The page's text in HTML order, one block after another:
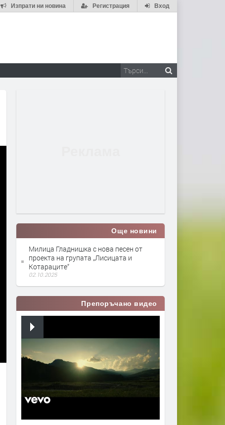
Вход
Регистрация
Изпрати ни новина
Още новини
Милица Гладнишка с нова песен от
проекта на групата „Лисицата и
Котараците“
02.10.2025
Препоръчано видео